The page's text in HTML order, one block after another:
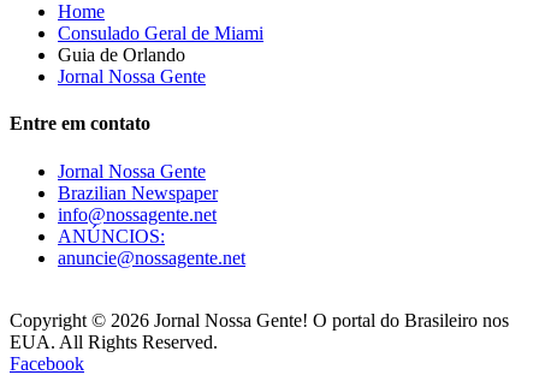
Home
Consulado Geral de Miami
Guia de Orlando
Jornal Nossa Gente
Entre em contato
Jornal Nossa Gente
Brazilian Newspaper
info@nossagente.net
ANÚNCIOS:
anuncie@nossagente.net
Copyright © 2026 Jornal Nossa Gente! O portal do Brasileiro nos
EUA. All Rights Reserved.
Facebook